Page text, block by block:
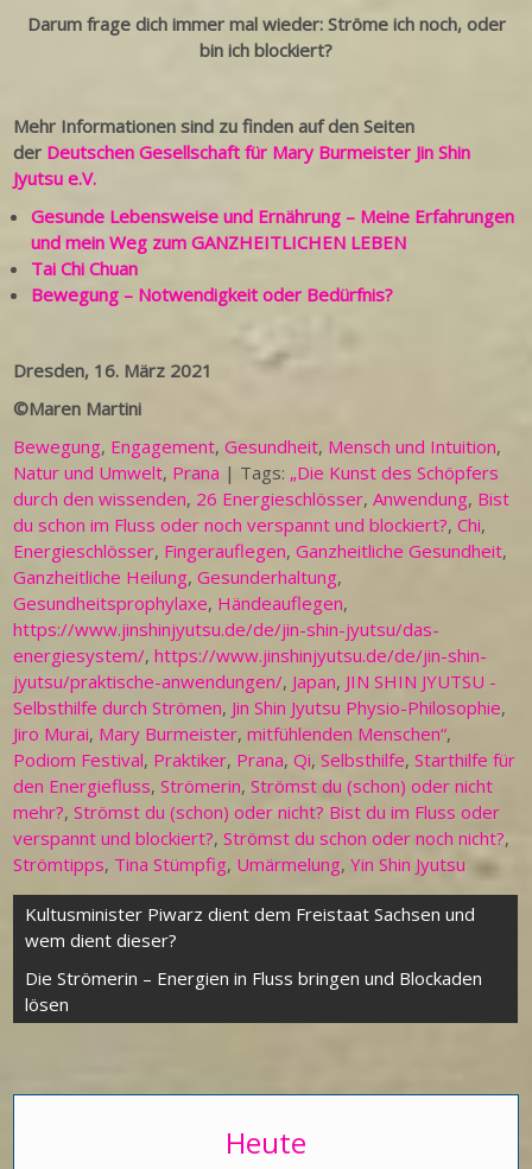
Darum frage dich immer mal wieder: Ströme ich noch, oder
bin ich blockiert?
Mehr Informationen sind zu finden auf den Seiten
der Deutschen Gesellschaft für Mary Burmeister Jin Shin
Jyutsu e.V.
Gesunde Lebensweise und Ernährung – Meine Erfahrungen
und mein Weg zum GANZHEITLICHEN LEBEN
Tai Chi Chuan
Bewegung – Notwendigkeit oder Bedürfnis?
Dresden, 16. März 2021
©Maren Martini
Bewegung, Engagement,Gesundheit, Mensch und Intuition,
Natur und Umwelt, Prana | Tags: „Die Kunst des Schöpfers
durch den wissenden, 26 Energieschlösser,Anwendung, Bist
du schon im Fluss oder noch verspannt und blockiert?,Chi,
Energieschlösser, Fingerauflegen,Ganzheitliche Gesundheit,
Ganzheitliche Heilung,Gesunderhaltung,
Gesundheitsprophylaxe, Händeauflegen,
https://www.jinshinjyutsu.de/de/jin-shin-jyutsu/das-
energiesystem/,https://www.jinshinjyutsu.de/de/jin-shin-
jyutsu/praktische-anwendungen/, Japan, JIN SHIN JYUTSU -
Selbsthilfe durch Strömen, Jin Shin Jyutsu Physio-Philosophie,
Jiro Murai, Mary Burmeister,mitfühlenden Menschen“,
Podiom Festival, Praktiker, Prana,Qi,Selbsthilfe,Starthilfe für
den Energiefluss,Strömerin,Strömst du (schon) oder nicht
mehr?,Strömst du (schon) oder nicht? Bist du im Fluss oder
verspannt und blockiert?,Strömst du schon oder noch nicht?,
Strömtipps, Tina Stümpfig, Umärmelung,Yin Shin Jyutsu
Beitragsnavigation
Kultusminister Piwarz dient dem Freistaat Sachsen und
wem dient dieser?
Die Strömerin – Energien in Fluss bringen und Blockaden
lösen
Heute